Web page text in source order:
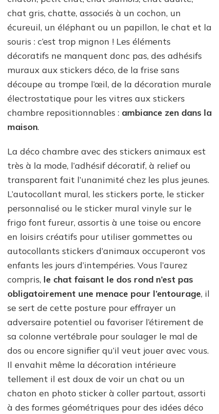
chat gris, chatte, associés à un cochon, un
écureuil, un éléphant ou un papillon, le chat et la
souris : c’est trop mignon ! Les éléments
décoratifs ne manquent donc pas, des adhésifs
muraux aux stickers déco, de la frise sans
découpe au trompe l’œil, de la décoration murale
électrostatique pour les vitres aux stickers
chambre repositionnables : ambiance zen dans la
maison.
La déco chambre avec des stickers animaux est
très à la mode, l’adhésif décoratif, à relief ou
transparent fait l’unanimité chez les plus jeunes.
L’autocollant mural, les stickers porte, le sticker
personnalisé ou le sticker mural vinyle sur le
frigo font fureur, assortis à une toise ou encore
en loisirs créatifs pour utiliser gommettes ou
autocollants stickers d’animaux occuperont vos
enfants les jours d’intempéries. Vous l’aurez
compris, le chat faisant le dos rond n’est pas
obligatoirement une menace pour l’entourage, il
se sert de cette posture pour effrayer un
adversaire potentiel ou favoriser l’étirement de
sa colonne vertébrale pour soulager le mal de
dos ou encore signifier qu’il veut jouer avec vous.
Il envahit même la décoration intérieure
tellement il est doux de voir un chat ou un
chaton en photo sticker à coller partout, assorti
à des formes géométriques pour des idées déco